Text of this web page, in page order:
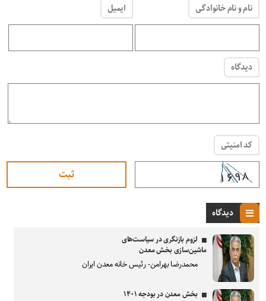
نام و نام خانوادگی ایمیل
دیدگاه
کد امنیتی
دیدگاه
لزوم بازنگری در سیاست‌های
ماشین‌سازی بخش معدن
محمدرضا بهرامن- رئیس خانه معدن ایران
بخش معدن در بودجه ۱۴۰۱